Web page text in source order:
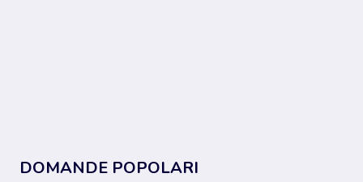
DOMANDE POPOLARI